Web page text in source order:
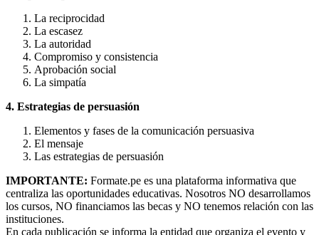
La reciprocidad
La escasez
La autoridad
Compromiso y consistencia
Aprobación social
La simpatía
4. Estrategias de persuasión
Elementos y fases de la comunicación persuasiva
El mensaje
Las estrategias de persuasión
IMPORTANTE: Formate.pe es una plataforma informativa que
centraliza las oportunidades educativas. Nosotros NO desarrollamos
los cursos, NO financiamos las becas y NO tenemos relación con las
instituciones.
En cada publicación se informa la entidad que organiza el evento y